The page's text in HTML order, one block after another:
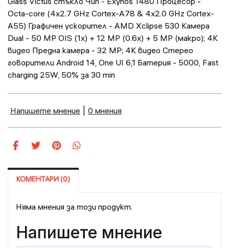
Octa-core (4x2.7 GHz Cortex-A78 & 4x2.0 GHz Cortex-
A55) Графичен ускорител - AMD Xclipse 530 Камера
Dual - 50 MP OIS (1x) + 12 MP (0.6x) + 5 MP (макро); 4K
видео Предна камера - 32 MP; 4K видео Стерео
говорители Android 14, One UI 6,1 Батерия - 5000, Fast
charging 25W, 50% за 30 min
Напишете мнение 0 мнения
КОМЕНТАРИ (0)
Няма мнения за този продукт.
Напишете мнение